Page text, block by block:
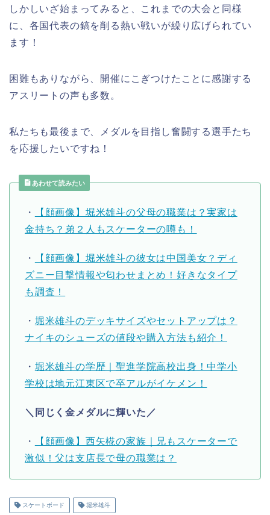
しかしいざ始まってみると、これまでの大会と同様
に、各国代表の鎬を削る熱い戦いが繰り広げられてい
ます！
困難もありながら、開催にこぎつけたことに感謝する
アスリートの声も多数。
私たちも最後まで、メダルを目指し奮闘する選手たち
を応援したいですね！
あわせて読みたい
・
【顔画像】堀米雄斗の父母の職業は？実家は
金持ち？弟２人もスケーターの噂も！
・
【顔画像】堀米雄斗の彼女は中国美女？ディ
ズニー目撃情報や匂わせまとめ！好きなタイプ
も調査！
・ 堀米雄斗のデッキサイズやセットアップは？
ナイキのシューズの値段や購入方法も紹介！
・ 堀米雄斗の学歴｜聖進学院高校出身！中学小
学校は地元江東区で卒アルがイケメン！
＼同じく金メダルに輝いた／
・
【顔画像】西矢椛の家族｜兄もスケーターで
激似！父は支店長で母の職業は？
スケートボード 堀米雄斗